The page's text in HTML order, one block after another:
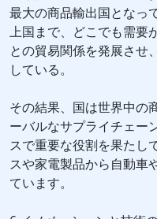
最大の商品輸出国となっ
上国まで、どこでも需要
との貿易関係を発展させ
している。
その結果、国は世界中の
ーバルなサプライチェー
スで重要な役割を果たし
スや家電製品から自動車
ています。